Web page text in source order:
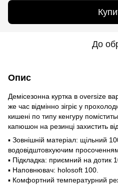
До
Опис
Демісезонна куртка в oversize
же час відмінно зігріє у
кишені по типу кенгуру
капюшон на резинці захистить
▪ Зовнішній матеріал: щільний
водовідштовхуючим
▪ Підкладка: приємний на дотик
▪ Наповнювач: holosoft 100.
▪ Комфортний температурний